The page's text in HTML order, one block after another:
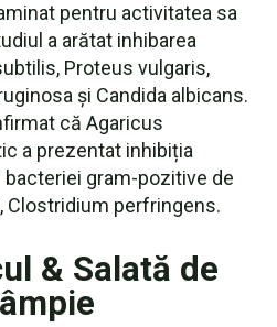
pentru activitatea sa
a arătat inhibarea
Proteus vulgaris,
și Candida albicans.
că Agaricus
a prezentat inhibiția
gram-pozitive de
Clostridium perfringens.
& Salată de